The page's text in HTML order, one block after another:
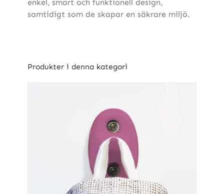
enkel, smart och funktionell design,
samtidigt som de skapar en säkrare miljö.
Produkter i denna kategori